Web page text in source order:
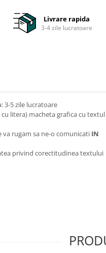
Livrare rapida
3-4 zile lucratoare
3-5 zile lucratoare
litera) macheta grafica cu textul
rugam sa ne-o comunicati IN
privind corectitudinea textului